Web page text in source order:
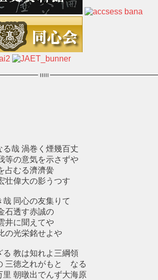
哉 渦巻く煙幾百丈
等の意気を示さずや
占むる濟濟黌
壮偉大の影うつす
同心の友集りて
石透す赤誠の
井に聞えてや
の光栄銘せよや
教は知れよ三綱領
三徳之れがもとゝなる
朝暾出でんず大海原